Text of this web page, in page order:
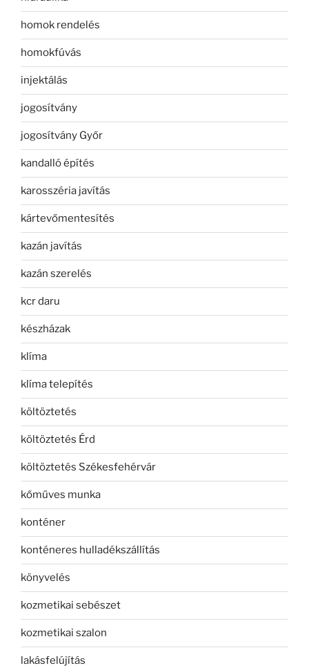
homok rendelés
homokfúvás
injektálás
jogosítvány
jogosítvány Győr
kandalló építés
karosszéria javítás
kártevőmentesítés
kazán javítás
kazán szerelés
kcr daru
készházak
klíma
klíma telepítés
költöztetés
költöztetés Érd
költöztetés Székesfehérvár
kőműves munka
konténer
konténeres hulladékszállítás
könyvelés
kozmetikai sebészet
kozmetikai szalon
lakásfelújítás